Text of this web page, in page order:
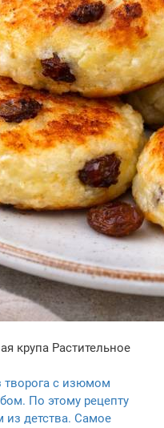
крупа Растительное
с изюмом
По этому рецепту
из детства. Самое